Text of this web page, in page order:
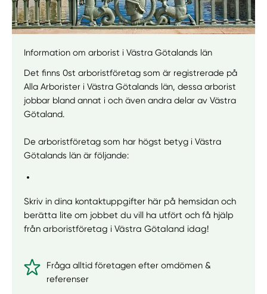
Information om arborist i Västra Götalands län
Det finns 0st arboristföretag som är registrerade på
Alla Arborister i Västra Götalands län, dessa arborist
jobbar bland annat i och även andra delar av Västra
Götaland.
De arboristföretag som har högst betyg i Västra
Götalands län är följande:
Skriv in dina kontaktuppgifter här på hemsidan och
berätta lite om jobbet du vill ha utfört och få hjälp
från arboristföretag i Västra Götaland idag!
Fråga alltid företagen efter omdömen &
referenser